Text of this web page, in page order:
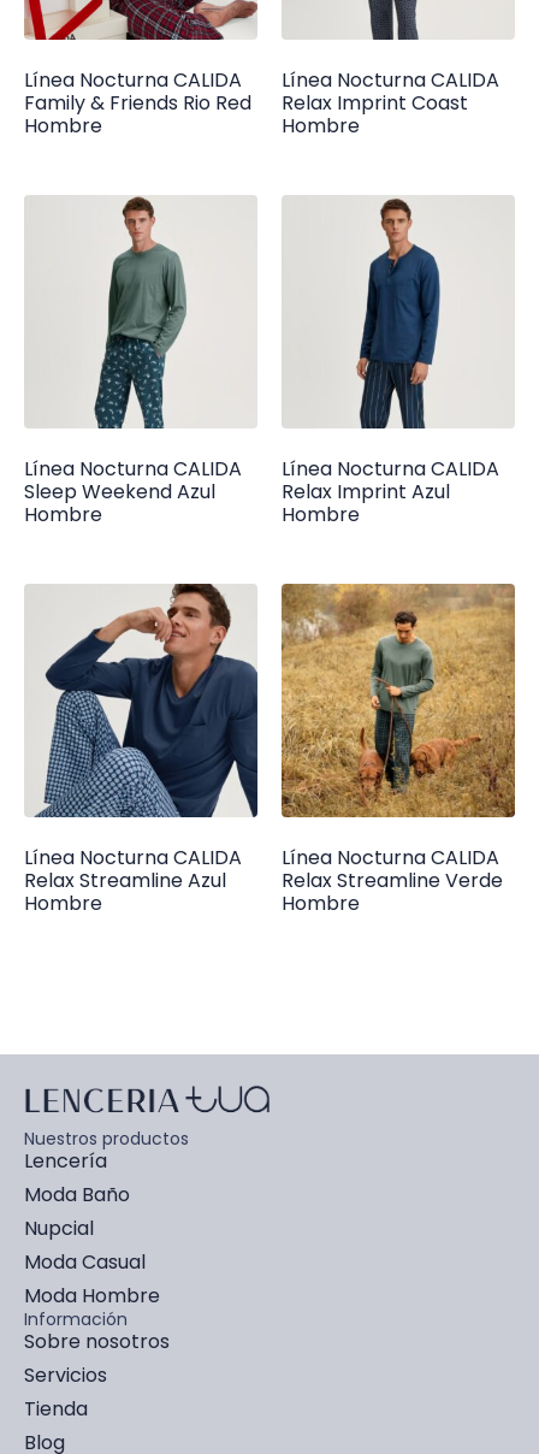
Línea Nocturna CALIDA
Family & Friends Rio Red
Hombre
Línea Nocturna CALIDA
Relax Imprint Coast
Hombre
Línea Nocturna CALIDA
Sleep Weekend Azul
Hombre
Línea Nocturna CALIDA
Relax Imprint Azul
Hombre
Línea Nocturna CALIDA
Relax Streamline Azul
Hombre
Línea Nocturna CALIDA
Relax Streamline Verde
Hombre
Nuestros productos
Lencería
Moda Baño
Nupcial
Moda Casual
Moda Hombre
Información
Sobre nosotros
Servicios
Tienda
Blog